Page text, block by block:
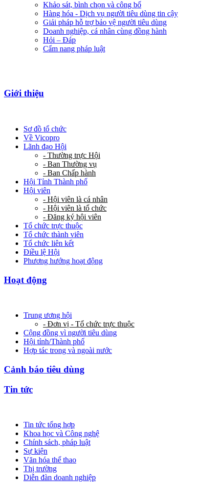
Khảo sát, bình chọn và công bố
Hàng hóa - Dịch vụ người tiêu dùng tin cậy
Giải pháp hỗ trợ bảo vệ người tiêu dùng
Doanh nghiệp, cá nhân cùng đồng hành
Hỏi – Đáp
Cẩm nang pháp luật
Giới thiệu
Sơ đồ tổ chức
Về Vicopro
Lãnh đạo Hội
- Thường trực Hội
- Ban Thường vụ
- Ban Chấp hành
Hội Tỉnh Thành phố
Hội viên
- Hội viên là cá nhân
- Hội viên là tổ chức
- Đăng ký hội viên
Tổ chức trực thuộc
Tổ chức thành viên
Tổ chức liên kết
Điều lệ Hội
Phương hướng hoạt động
Hoạt động
Trung ương hội
- Đơn vị - Tổ chức trực thuộc
Cộng đồng vì người tiêu dùng
Hội tỉnh/Thành phố
Hợp tác trong và ngoài nước
Cảnh báo tiêu dùng
Tin tức
Tin tức tổng hợp
Khoa học và Công nghệ
Chính sách, pháp luật
Sự kiện
Văn hóa thể thao
Thị trường
Diễn đàn doanh nghiệp